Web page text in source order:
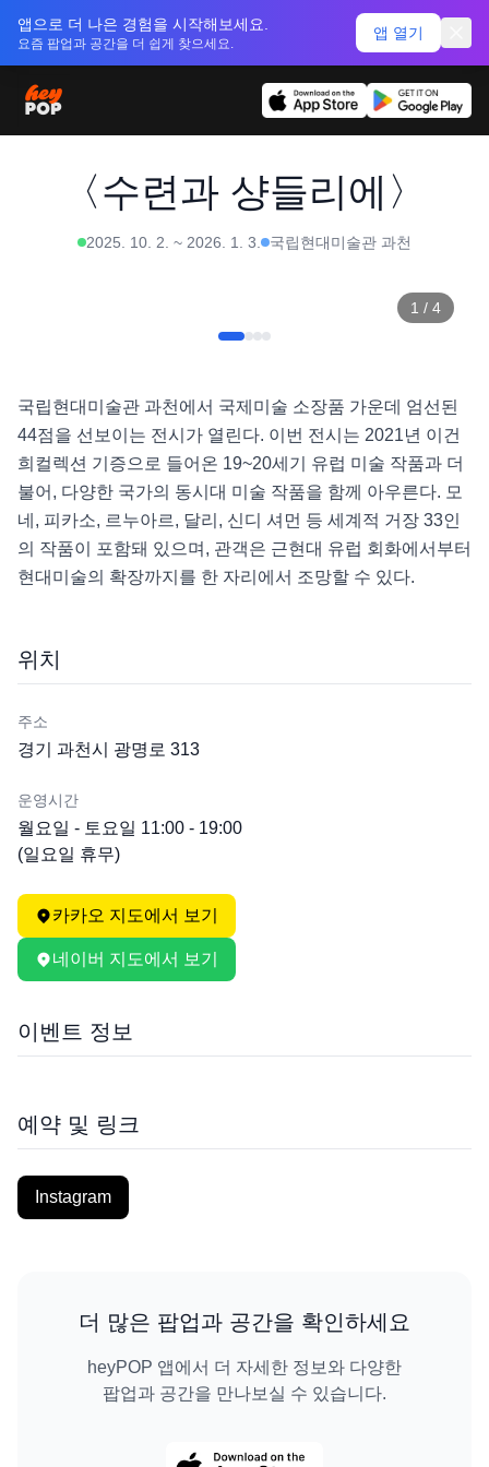
앱으로 더 나은 경험을 시작해보세요.
요즘 팝업과 공간을 더 쉽게 찾으세요.
앱 열기
〈수련과 샹들리에〉
2025. 10. 2. ~ 2026. 1. 3. 국립현대미술관 과천
1 / 4
국립현대미술관 과천에서 국제미술 소장품 가운데 엄선된
44점을 선보이는 전시가 열린다. 이번 전시는 2021년 이건
희컬렉션 기증으로 들어온 19~20세기 유럽 미술 작품과 더
불어, 다양한 국가의 동시대 미술 작품을 함께 아우른다. 모
네, 피카소, 르누아르, 달리, 신디 셔먼 등 세계적 거장 33인
의 작품이 포함돼 있으며, 관객은 근현대 유럽 회화에서부터
현대미술의 확장까지를 한 자리에서 조망할 수 있다.
위치
주소
경기 과천시 광명로 313
운영시간
월요일 - 토요일 11:00 - 19:00
(일요일 휴무)
카카오 지도에서 보기
네이버 지도에서 보기
이벤트 정보
예약 및 링크
Instagram
더 많은 팝업과 공간을 확인하세요
heyPOP 앱에서 더 자세한 정보와 다양한
팝업과 공간을 만나보실 수 있습니다.